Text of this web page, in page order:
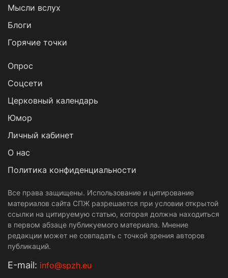
Мысли вслух
Блоги
Горячие точки
Опрос
Cоцсети
Церковный календарь
Юмор
Личный кабинет
О нас
Политика конфиденциальности
Все права защищены. Использование и цитирование
материалов сайта СПЖ разрешается при условии открытой
ссылки на цитируемую статью, которая должна находиться
в первом абзаце публикуемого материала. Мнение
редакции может не совпадать с точкой зрения авторов
публикаций.
Е-mail: info@spzh.eu